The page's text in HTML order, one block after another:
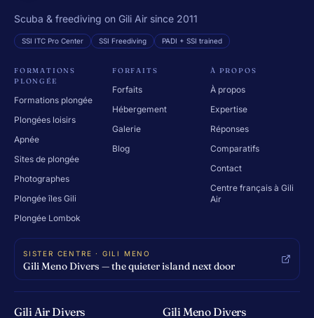
Scuba & freediving on Gili Air since 2011
SSI ITC Pro Center SSI Freediving PADI + SSI trained
FORMATIONS
PLONGÉE
Formations plongée
Plongées loisirs
Apnée
Sites de plongée
Photographes
Plongée îles Gili
Plongée Lombok
FORFAITS
Forfaits
Hébergement
Galerie
Blog
À PROPOS
À propos
Expertise
Réponses
Comparatifs
Contact
Centre français à Gili
Air
SISTER CENTRE · GILI MENO
Gili Meno Divers — the quieter island next door
Gili Air Divers Gili Meno Divers